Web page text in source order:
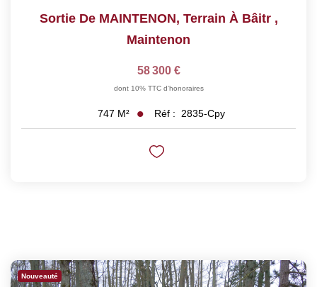
Sortie De MAINTENON, Terrain À Bâitr ,
Maintenon
58 300 €
dont 10% TTC d'honoraires
747 M² Réf : 2835-Cpy
Nouveauté